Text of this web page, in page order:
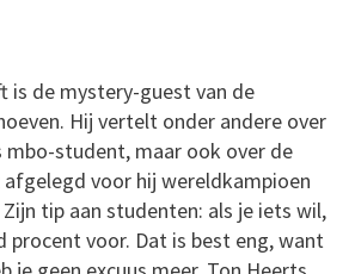
is de mystery-guest van de
Hij vertelt onder andere over
mbo-student, maar ook over de
voor hij wereldkampioen
tip aan studenten: als je iets wil,
procent voor. Dat is best eng, want